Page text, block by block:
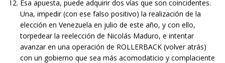
Esa apuesta, puede adquirir dos vías que son coincidentes.
Una, impedir (con ese falso positivo) la realización de la
elección en Venezuela en julio de este año, y con ello,
torpedear la reelección de Nicolás Maduro, e intentar
avanzar en una operación de ROLLERBACK (volver atrás)
con un gobierno que sea más acomodaticio y complaciente